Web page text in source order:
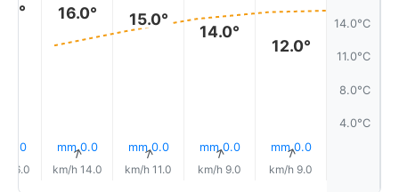
14.0°C
11.0°C
8.0°C
4.0°C
12.0°
0.0 mm
↑
9.0 km/h
14.0°
0.0 mm
↑
9.0 km/h
15.0°
0.0 mm
↑
11.0 km/h
16.0°
0.0 mm
↑
14.0 km/h
0.0 mm
16.0 km/h